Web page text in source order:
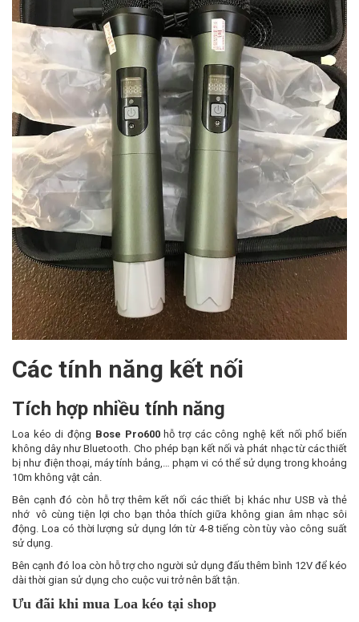
Các tính năng kết nối
Tích hợp nhiều tính năng
Loa kéo di động Bose Pro600hỗ trợ các công nghệ kết nối phổ biến
không dây như Bluetooth. Cho phép bạn kết nối và phát nhạc từ các thiết
bị như điện thoại, máy tính bảng,… phạm vi có thể sử dụng trong khoảng
10m không vật cản.
Bên cạnh đó còn hỗ trợ thêm kết nối các thiết bị khác như USB và thẻ
nhớ vô cùng tiện lợi cho bạn thỏa thích giữa không gian âm nhạc sôi
động. Loa có thời lượng sử dụng lớn từ 4-8 tiếng còn tùy vào công suất
sử dụng.
Bên cạnh đó loa còn hỗ trợ cho người sử dụng đấu thêm bình 12V để kéo
dài thời gian sử dụng cho cuộc vui trở nên bất tận.
Ưu đãi khi mua Loa kéo tại shop